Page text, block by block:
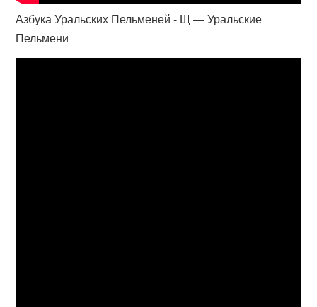
Азбука Уральских Пельменей - Щ — Уральские
Пельмени